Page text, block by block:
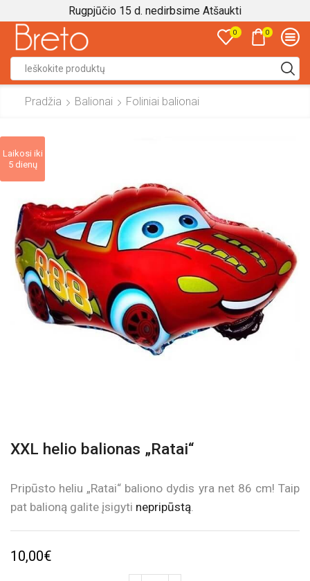
Rugpjūčio 15 d. nedirbsime Atšaukti
0 0
input
Pradžia Balionai Foliniai balionai
Laikosi iki
5 dienų
XXL helio balionas „Ratai“
Pripūsto heliu „Ratai“ baliono dydis yra net 86 cm! Taip
pat balioną galite įsigyti nepripūstą.
10,00€